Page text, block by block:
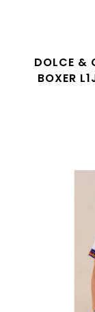
DOLCE &
BOXER